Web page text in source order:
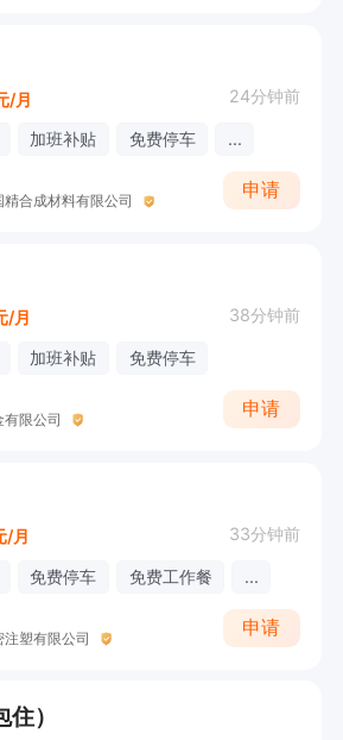
/月 24分钟前
加班补贴 免费停车 ...
合成材料有限公司
申请
/月 38分钟前
加班补贴 免费停车
限公司
申请
/月 33分钟前
免费停车 免费工作餐 ...
塑有限公司
申请
）